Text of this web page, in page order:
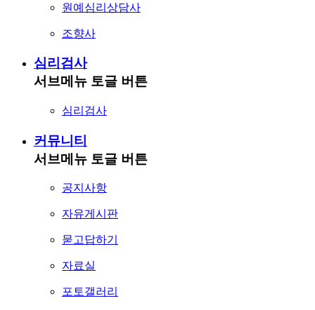
원예심리상담사
조향사
심리검사
서브메뉴 토글 버튼
심리검사
커뮤니티
서브메뉴 토글 버튼
공지사항
자유게시판
묻고답하기
자료실
포토갤러리